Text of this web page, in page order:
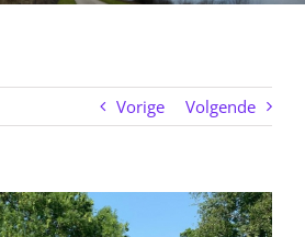
Vorige Volgende